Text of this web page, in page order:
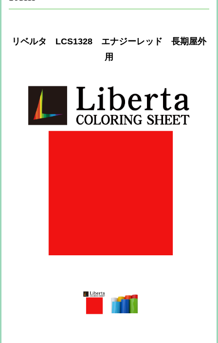
リベルタ LCS1328 エナジーレッド 長期屋外
用